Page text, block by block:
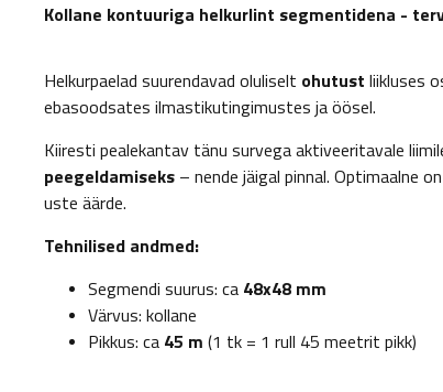
Kollane kontuuriga helkurlint segmentidena -
Helkurpaelad suurendavad oluliselt ohutust liikluses
ebasoodsates ilmastikutingimustes ja öösel.
Kiiresti pealekantav tänu survega aktiveeritavale
peegeldamiseks – nende jäigal pinnal. Optimaalne
uste äärde.
Tehnilised andmed:
Segmendi suurus: ca 48x48 mm
Värvus: kollane
Pikkus: ca 45 m (1 tk = 1 rull 45 meetrit pikk)